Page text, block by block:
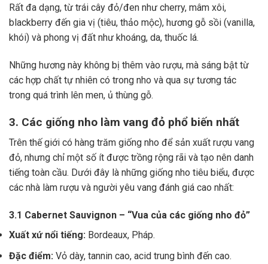
Rất đa dạng, từ trái cây đỏ/đen như cherry, mâm xôi,
blackberry đến gia vị (tiêu, thảo mộc), hương gỗ sồi (vanilla,
khói) và phong vị đất như khoáng, da, thuốc lá.
Những hương này không bị thêm vào rượu, mà sáng bật từ
các hợp chất tự nhiên có trong nho và qua sự tương tác
trong quá trình lên men, ủ thùng gỗ.
3. Các giống nho làm vang đỏ phổ biến nhất
Trên thế giới có hàng trăm giống nho để sản xuất rượu vang
đỏ, nhưng chỉ một số ít được trồng rộng rãi và tạo nên danh
tiếng toàn cầu. Dưới đây là những giống nho tiêu biểu, được
các nhà làm rượu và người yêu vang đánh giá cao nhất:
3.1 Cabernet Sauvignon – “Vua của các giống nho đỏ”
Xuất xứ nổi tiếng: Bordeaux, Pháp.
Đặc điểm: Vỏ dày, tannin cao, acid trung bình đến cao.